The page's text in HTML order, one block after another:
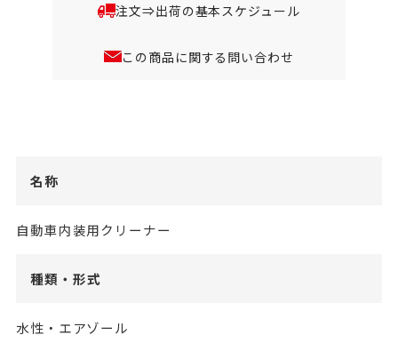
注文⇒出荷の基本スケジュール
この商品に関する問い合わせ
名称
自動車内装用クリーナー
種類・形式
水性・エアゾール